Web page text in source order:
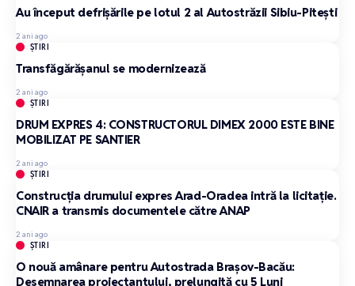
Au început defrișările pe lotul 2 al Autostrăzii Sibiu-Pitești
2 ani ago
ȘTIRI
Transfăgărășanul se modernizează
2 ani ago
ȘTIRI
DRUM EXPRES 4: CONSTRUCTORUL DIMEX 2000 ESTE BINE
MOBILIZAT PE SANTIER
2 ani ago
ȘTIRI
Construcția drumului expres Arad-Oradea intră la licitație.
CNAIR a transmis documentele către ANAP
2 ani ago
ȘTIRI
O nouă amânare pentru Autostrada Brașov-Bacău:
Desemnarea proiectantului, prelungită cu 5 Luni